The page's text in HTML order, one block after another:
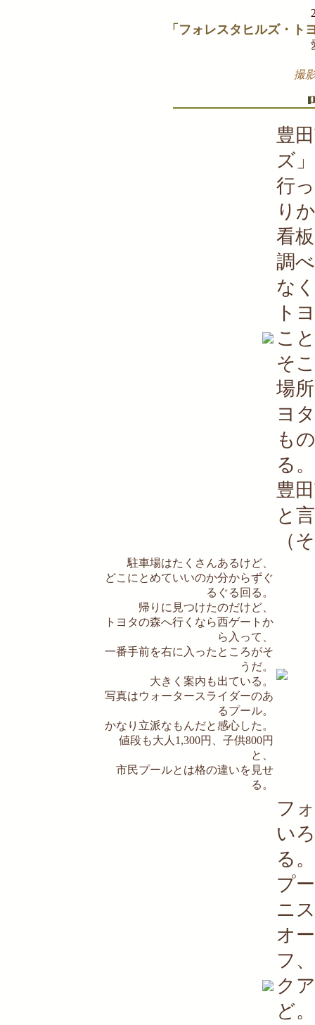
「フォレスタヒルズ・ト
撮
豊
ズ
行
り
看
調
な
ト
こ
そ
場
ヨ
も
る。
豊
と
（
駐車場はたくさんあるけど、
どこにとめていいのか分からずぐ
るぐる回る。
帰りに見つけたのだけど、
トヨタの森へ行くなら西ゲートか
ら入って、
一番手前を右に入ったところがそ
うだ。
大きく案内も出ている。
写真はウォータースライダーのあ
るプール。
かなり立派なもんだと感心した。
値段も大人1,300円、子供800円
と、
市民プールとは格の違いを見せ
る。
フ
い
る。
プ
ニ
オ
フ
ク
ど。